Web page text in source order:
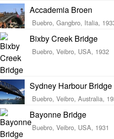
Accademia Broen
Buebro, Gangbro, Italia,
Bixby Creek Bridge
Buebro, Veibro, USA, 1932
Sydney Harbour Bridge
Buebro, Veibro, Australia,
Bayonne Bridge
Buebro, Veibro, USA, 1931